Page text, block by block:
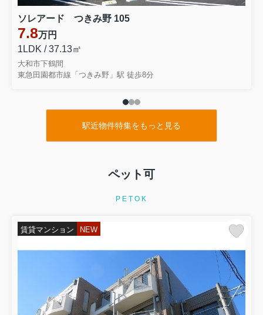
ソレアード つきみ野 105
7.8万円
1LDK / 37.13㎡
大和市下鶴間
東急田園都市線「つきみ野」駅 徒歩8分
駅近物件特集をもっと見る
ペット可
PETOK
賃貸マンション NEW